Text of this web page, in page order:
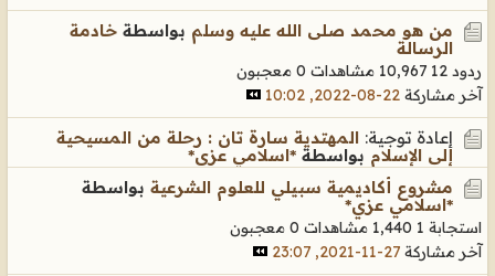
من هو محمد صلى الله عليه وسلم بواسطة خادمة
الرسالة
ردود 12 10,967 مشاهدات
0 معجبون
آخر مشاركة 22-08-2022, 10:02
إعادة توجية: المهتدية سارة تان : رحلة من المسيحية
إلى الإسلام بواسطة *اسلامي عزي*
مشروع أكاديمية سبيلي للعلوم الشرعية بواسطة
*اسلامي عزي*
استجابة 1 1,440 مشاهدات
0 معجبون
آخر مشاركة 27-11-2021, 23:07